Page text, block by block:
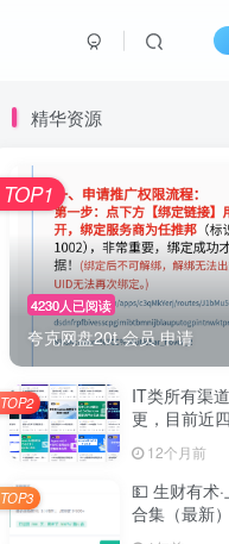
精华资源
4230人已阅读
夸克网盘20t 会员 申请
TOP1
IT类所有渠
更，目前近
12个月前
TOP2
💵 生财有术
合集（最新）
TOP3